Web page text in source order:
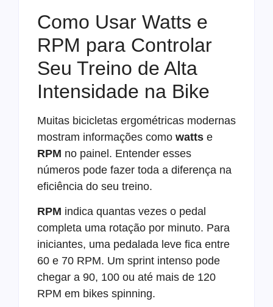
Como Usar Watts e
RPM para Controlar
Seu Treino de Alta
Intensidade na Bike
Muitas bicicletas ergométricas modernas
mostram informações como watts e
RPM no painel. Entender esses
números pode fazer toda a diferença na
eficiência do seu treino.
RPM indica quantas vezes o pedal
completa uma rotação por minuto. Para
iniciantes, uma pedalada leve fica entre
60 e 70 RPM. Um sprint intenso pode
chegar a 90, 100 ou até mais de 120
RPM em bikes spinning.